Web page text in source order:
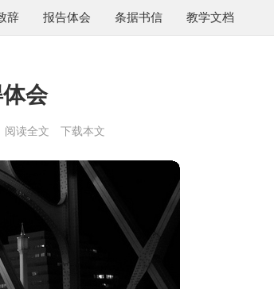
辞 报告体会 条据书信 教学文档
会
阅读全文 下载本文